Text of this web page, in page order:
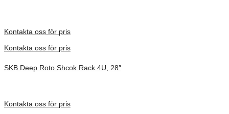
Kontakta oss för pris
Kontakta oss för pris
SKB Deep Roto Shcok Rack 4U, 28″
Kontakta oss för pris